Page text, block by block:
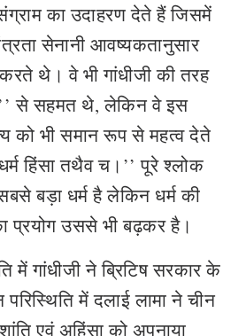
का उदाहरण देते हैं जिसमें
सेनानी आवष्यकतानुसार
करते थे। वे भी गांधीजी की तरह
से सहमत थे, लेकिन वे इस
को भी समान रूप से महत्व देते
हिंसा तथैव च।’’ पूरे श्लोक
बड़ा धर्म है लेकिन धर्म की
प्रयोग उससे भी बढ़कर है।
में गांधीजी ने ब्रिटिष सरकार के
परिस्थिति में दलाई लामा ने चीन
एवं अहिंसा को अपनाया